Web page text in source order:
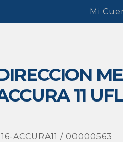
Mi
11
ACCURA11 / 00000563